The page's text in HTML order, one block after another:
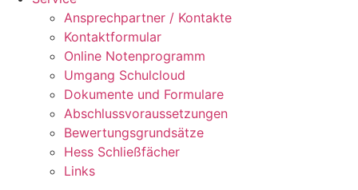
Ansprechpartner / Kontakte
Kontaktformular
Online Notenprogramm
Umgang Schulcloud
Dokumente und Formulare
Abschlussvoraussetzungen
Bewertungsgrundsätze
Hess Schließfächer
Links